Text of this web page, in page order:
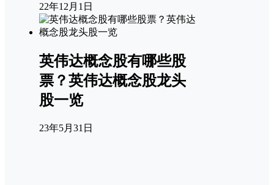
22年12月1日
英伟达概念股有哪些股
票？英伟达概念股龙头
股一览
23年5月31日